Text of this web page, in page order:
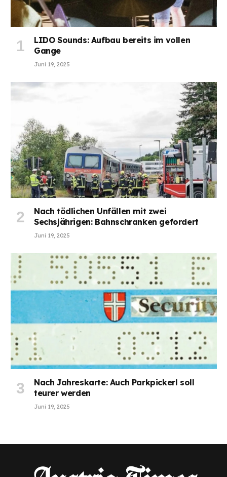
LIDO Sounds: Aufbau bereits im vollen
Gange
Juni 19, 2025
Nach tödlichen Unfällen mit zwei
Sechsjährigen: Bahnschranken gefordert
Juni 19, 2025
Nach Jahreskarte: Auch Parkpickerl soll
teurer werden
Juni 19, 2025